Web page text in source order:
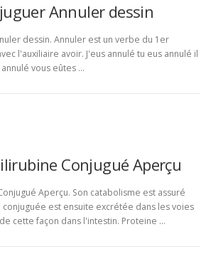
Annuler dessin
dessin. Annuler est un verbe du 1er
l'auxiliaire avoir. J'eus annulé tu eus annulé il
vous eûtes …
Conjugué Aperçu
Aperçu. Son catabolisme est assuré
est ensuite excrétée dans les voies
cette façon dans l'intestin. Proteine …